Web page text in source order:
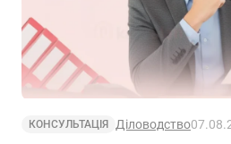
КОНСУЛЬТАЦІЯ Діловодство